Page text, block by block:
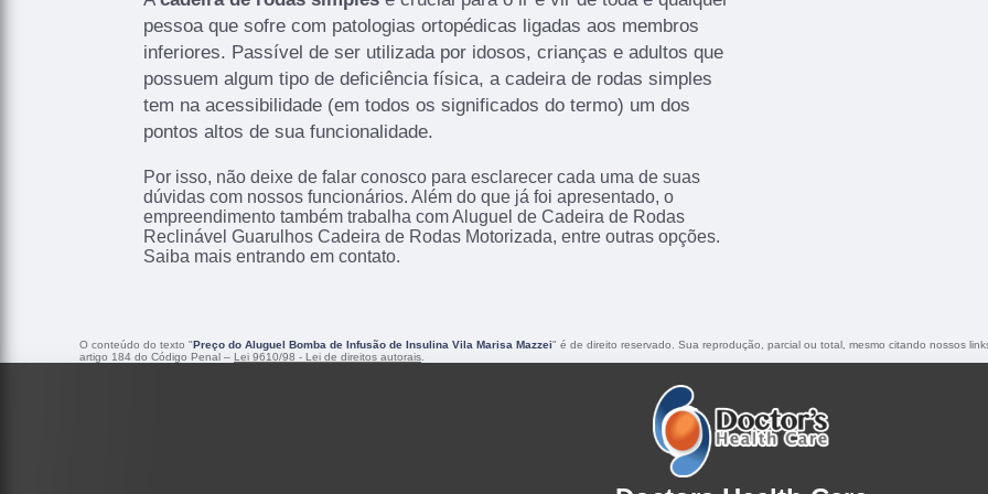
pessoa que sofre com patologias ortopédicas ligadas aos membros
inferiores. Passível de ser utilizada por idosos, crianças e adultos que
possuem algum tipo de deficiência física, a cadeira de rodas simples
tem na acessibilidade (em todos os significados do termo) um dos
pontos altos de sua funcionalidade.
Por isso, não deixe de falar conosco para esclarecer cada uma de suas
dúvidas com nossos funcionários. Além do que já foi apresentado, o
empreendimento também trabalha com Aluguel de Cadeira de Rodas
Reclinável Guarulhos Cadeira de Rodas Motorizada, entre outras opções.
Saiba mais entrando em contato.
O conteúdo do texto "Preço do Aluguel Bomba de Infusão de Insulina Vila Marisa Mazzei" é de direito reservado. Sua reprodução, parcial ou total, mesmo citando nossos
artigo 184 do Código Penal – Lei 9610/98 - Lei de direitos autorais